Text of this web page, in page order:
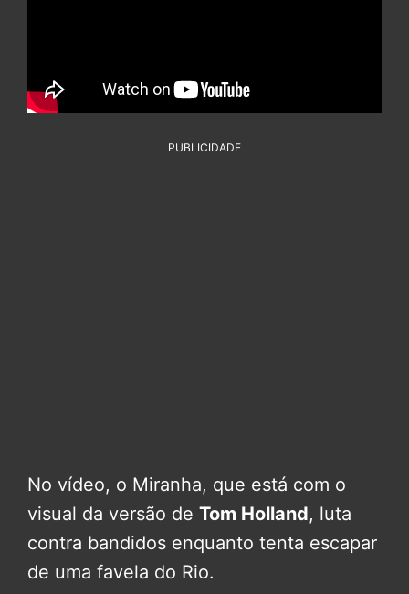
PUBLICIDADE
No vídeo, o Miranha, que está com o
visual da versão de Tom Holland, luta
contra bandidos enquanto tenta escapar
de uma favela do Rio.